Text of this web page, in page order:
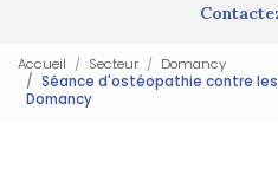
Accueil Secteur
Domancy
Séance d'ostéopathie contre
Domancy